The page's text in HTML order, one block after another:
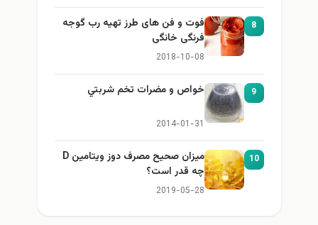
8
فوت و فن های طرز تهیه رب گوجه
فرنگی خانگی
2018-10-08
9 خواص و مضرات تخم شربتي
2014-01-31
10
میزان صحیح مصرف دوز ویتامین D
چه قدر است؟
2019-05-28